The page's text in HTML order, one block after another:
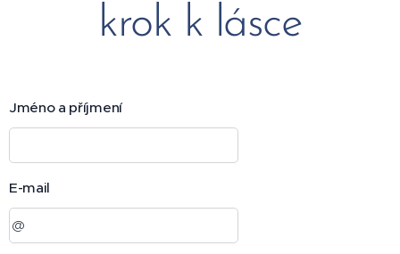
krok k lásce
Jméno a příjmení
E-mail